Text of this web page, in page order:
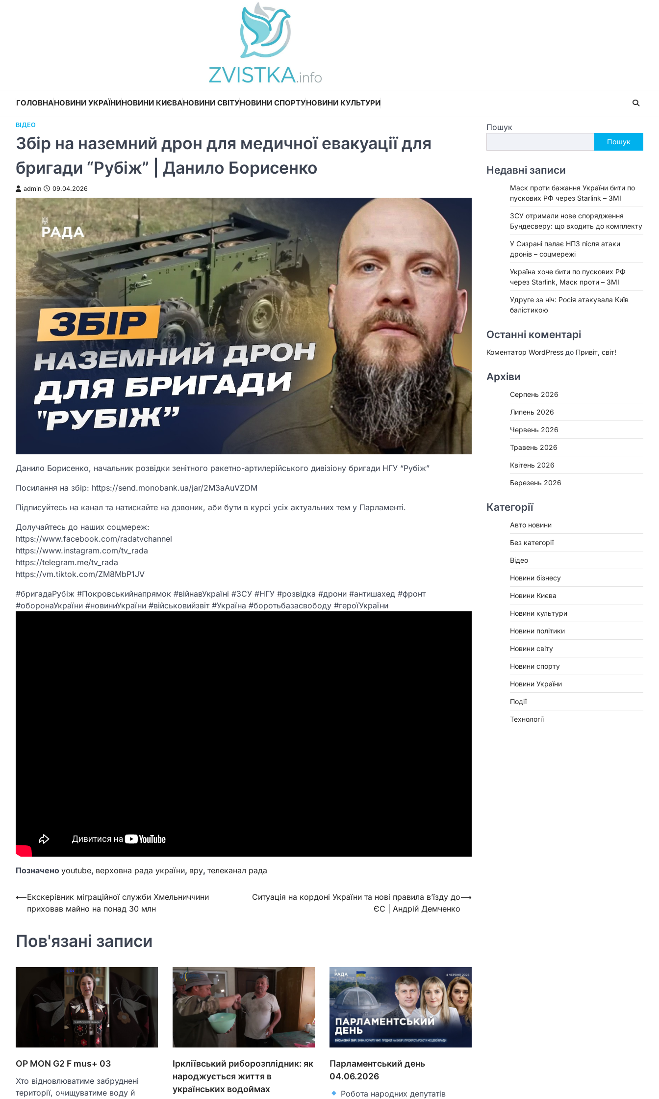
ГОЛОВНАНОВИНИ УКРАЇНИНОВИНИ КИЄВАНОВИНИ СВІТУНОВИНИ СПОРТУНОВИНИ КУЛЬТУРИ
ВІДЕО
Збір на наземний дрон для медичної евакуації для
бригади “Рубіж” | Данило Борисенко
admin 09.04.2026
Данило Борисенко, начальник розвідки зенітного ракетно-артилерійського дивізіону бригади НГУ “Рубіж”
Посилання на збір: https://send.monobank.ua/jar/2M3aAuVZDM
Підписуйтесь на канал та натискайте на дзвоник, аби бути в курсі усіх актуальних тем у Парламенті.
Долучайтесь до наших соцмереж:
https://www.facebook.com/radatvchannel
https://www.instagram.com/tv_rada
https://telegram.me/tv_rada
https://vm.tiktok.com/ZM8MbP1JV
#бригадаРубіж #Покровськийнапрямок #війнавУкраїні #ЗСУ #НГУ #розвідка #дрони #антишахед #фронт
#оборонаУкраїни #новиниУкраїни #військовийзвіт #Україна #боротьбазасвободу #героїУкраїни
Позначено youtube, верховна рада україни, вру, телеканал рада
Навігація
записів
⟵Екскерівник міграційної служби Хмельниччини
приховав майно на понад 30 млн
Ситуація на кордоні України та нові правила в’їзду до
ЄС | Андрій Демченко
⟶
Пов'язані записи
OP MON G2 F mus+ 03
Хто відновлюватиме забруднені
території, очищуватиме воду й
Іркліївський риборозплідник: як
народжується життя в
українських водоймах
Парламентський день
04.06.2026
Робота народних депутатів
Пошук
Пошук
Недавні записи
Маск проти бажання України бити по
пускових РФ через Starlink – ЗМІ
ЗСУ отримали нове спорядження
Бундесверу: що входить до комплекту
У Сизрані палає НПЗ після атаки
дронів – соцмережі
Україна хоче бити по пускових РФ
через Starlink, Маск проти – ЗМІ
Удруге за ніч: Росія атакувала Київ
балістикою
Останні коментарі
Коментатор WordPress до Привіт, світ!
Архіви
Серпень 2026
Липень 2026
Червень 2026
Травень 2026
Квітень 2026
Березень 2026
Категорії
Авто новини
Без категорії
Відео
Новини бізнесу
Новини Києва
Новини культури
Новини політики
Новини світу
Новини спорту
Новини України
Події
Технології